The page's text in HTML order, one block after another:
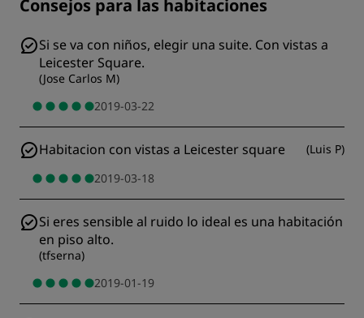
Consejos para las habitaciones
Si se va con niños, elegir una suite. Con vistas a
Leicester Square.
(Jose Carlos M)
2019-03-22
Habitacion con vistas a Leicester square (Luis P)
2019-03-18
Si eres sensible al ruido lo ideal es una habitación
en piso alto.
(tfserna)
2019-01-19